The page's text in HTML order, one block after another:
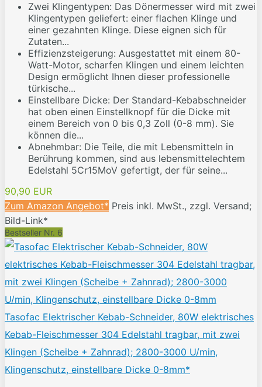
Zwei Klingentypen: Das Dönermesser wird mit zwei
Klingentypen geliefert: einer flachen Klinge und
einer gezahnten Klinge. Diese eignen sich für
Zutaten...
Effizienzsteigerung: Ausgestattet mit einem 80-
Watt-Motor, scharfen Klingen und einem leichten
Design ermöglicht Ihnen dieser professionelle
türkische...
Einstellbare Dicke: Der Standard-Kebabschneider
hat oben einen Einstellknopf für die Dicke mit
einem Bereich von 0 bis 0,3 Zoll (0-8 mm). Sie
können die...
Abnehmbar: Die Teile, die mit Lebensmitteln in
Berührung kommen, sind aus lebensmittelechtem
Edelstahl 5Cr15MoV gefertigt, der für seine...
90,90 EUR
Zum Amazon Angebot* Preis inkl. MwSt., zzgl. Versand;
Bild-Link*
Bestseller Nr. 6
Tasofac Elektrischer Kebab-Schneider, 80W elektrisches
Kebab-Fleischmesser 304 Edelstahl tragbar, mit zwei
Klingen (Scheibe + Zahnrad); 2800-3000 U/min,
Klingenschutz, einstellbare Dicke 0-8mm*